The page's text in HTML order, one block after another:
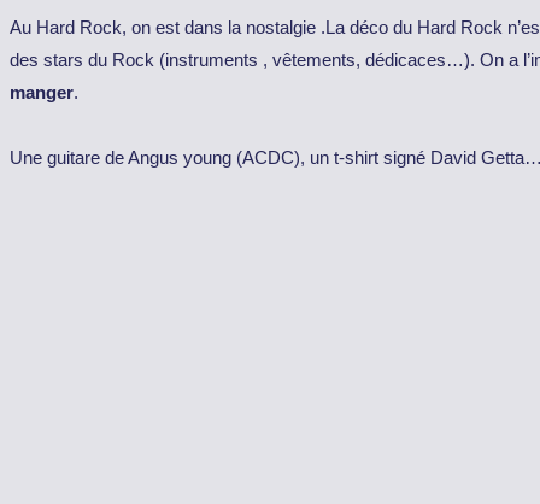
Au Hard Rock, on est dans la nostalgie .La déco du Hard Rock
des stars du Rock (instruments , vêtements, dédicaces…). On a
manger.
Une guitare de Angus young (ACDC), un t-shirt signé David